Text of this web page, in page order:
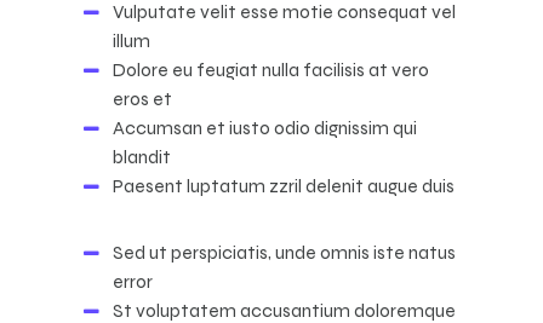
Vulputate velit esse motie consequat vel
illum
Dolore eu feugiat nulla facilisis at vero
eros et
Accumsan et iusto odio dignissim qui
blandit
Paesent luptatum zzril delenit augue duis
Sed ut perspiciatis, unde omnis iste natus
error
St voluptatem accusantium doloremque